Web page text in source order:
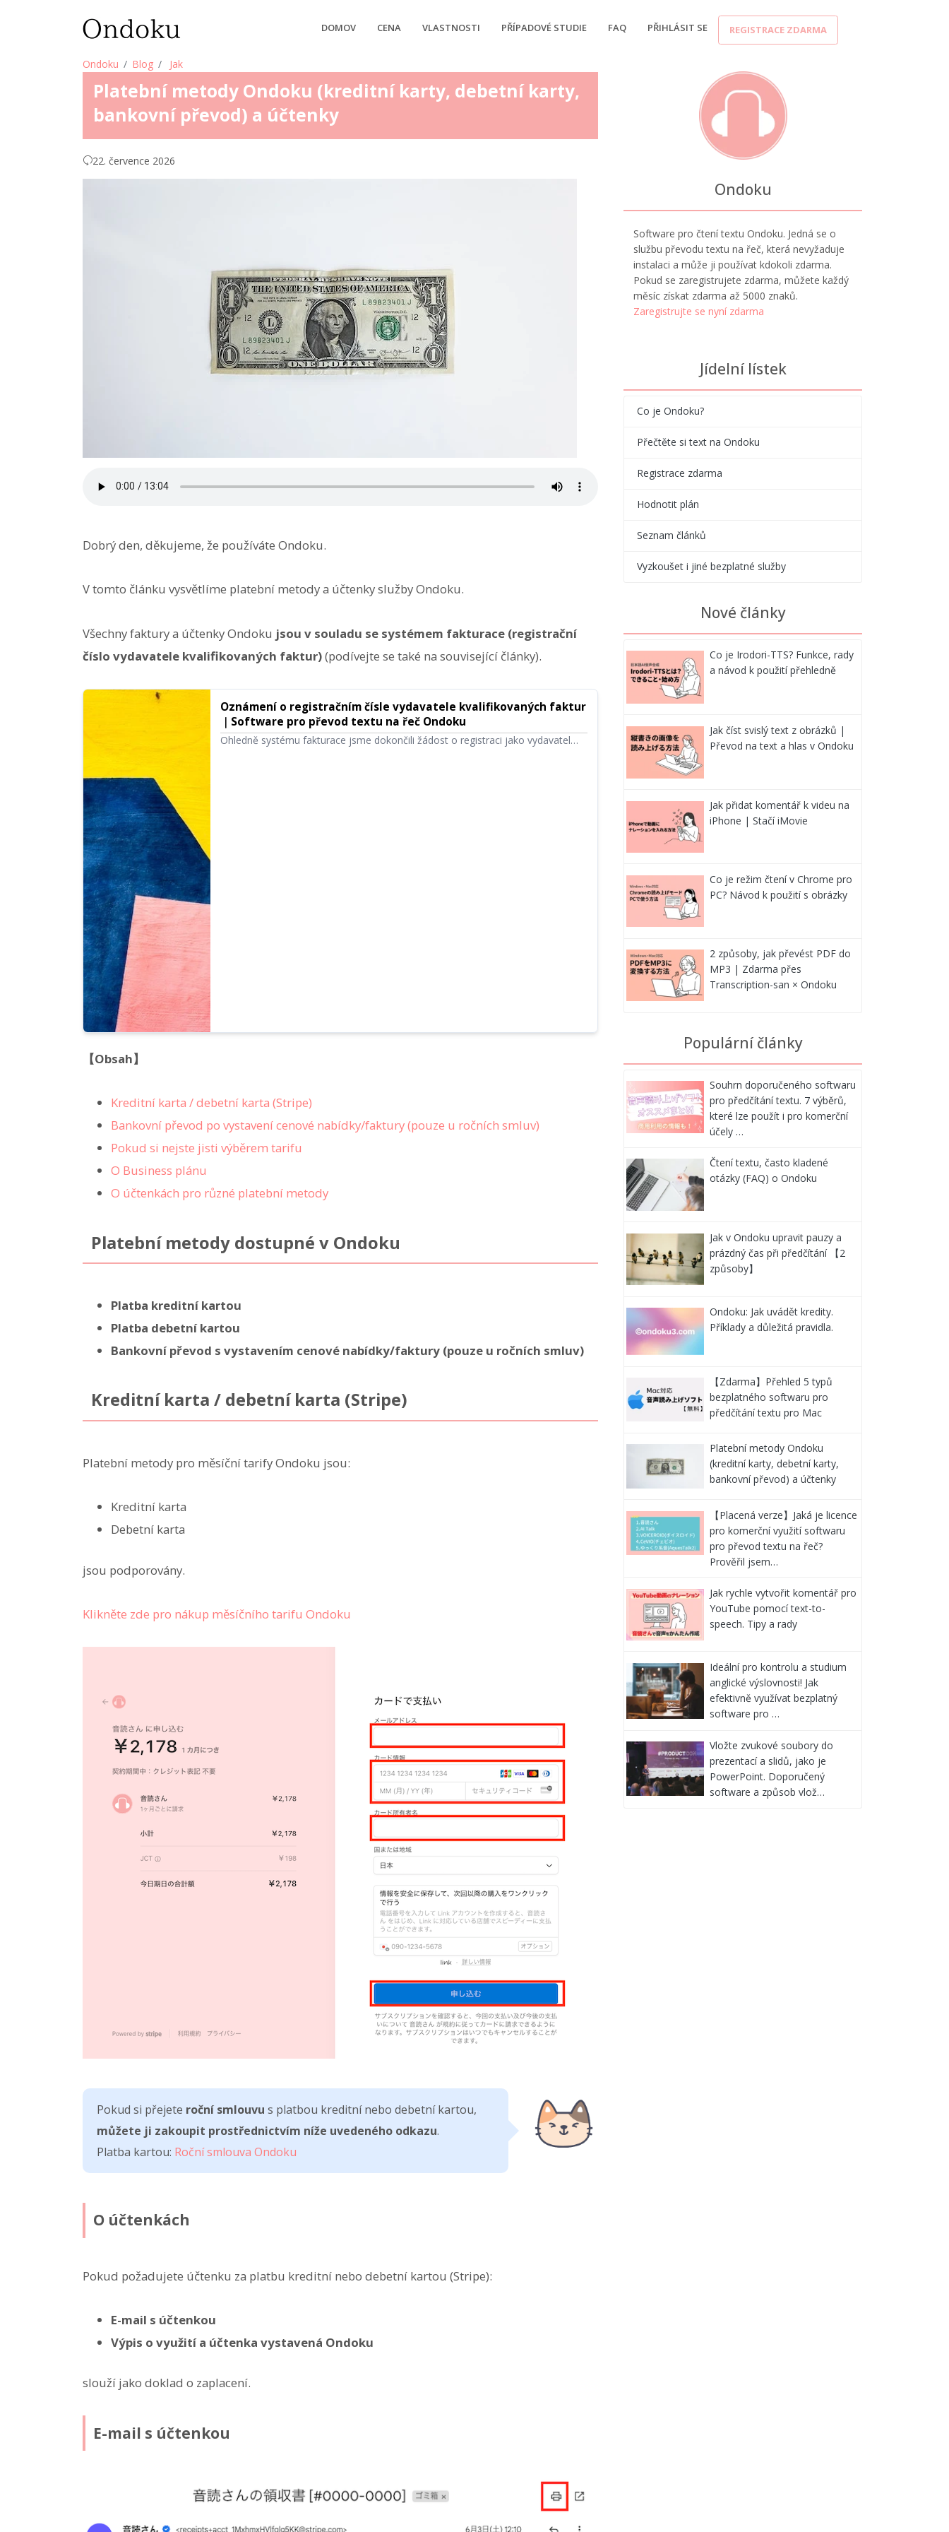
DOMOV CENA VLASTNOSTI PŘÍPADOVÉ STUDIE FAQ PŘIHLÁSIT SE REGISTRACE ZDARMA
Ondoku Blog Jak
Platební metody Ondoku (kreditní karty, debetní karty,
bankovní převod) a účtenky
22. července 2026
Dobrý den, děkujeme, že používáte Ondoku.
V tomto článku vysvětlíme platební metody a účtenky služby Ondoku.
Všechny faktury a účtenky Ondoku jsou v souladu se systémem fakturace (registrační
číslo vydavatele kvalifikovaných faktur)(podívejte se také na související články).
Oznámení o registračním čísle vydavatele kvalifikovaných faktur
｜Software pro převod textu na řeč Ondoku
Ohledně systému fakturace jsme dokončili žádost o registraci jako vydavatel
【Obsah】
Kreditní karta / debetní karta (Stripe)
Bankovní převod po vystavení cenové nabídky/faktury (pouze u ročních smluv)
Pokud si nejste jisti výběrem tarifu
O Business plánu
O účtenkách pro různé platební metody
Platební metody dostupné v Ondoku
Platba kreditní kartou
Platba debetní kartou
Bankovní převod s vystavením cenové nabídky/faktury (pouze u ročních smluv)
Kreditní karta / debetní karta (Stripe)
Platební metody pro měsíční tarify Ondoku jsou:
Kreditní karta
Debetní karta
jsou podporovány.
Klikněte zde pro nákup měsíčního tarifu Ondoku
Pokud si přejete roční smlouvu s platbou kreditní nebo debetní kartou,
můžete ji zakoupit prostřednictvím níže uvedeného odkazu.
Platba kartou: Roční smlouva Ondoku
O účtenkách
Pokud požadujete účtenku za platbu kreditní nebo debetní kartou (Stripe):
E-mail s účtenkou
Výpis o využití a účtenka vystavená Ondoku
slouží jako doklad o zaplacení.
E-mail s účtenkou
Ondoku
Software pro čtení textu Ondoku. Jedná se o
službu převodu textu na řeč, která nevyžaduje
instalaci a může ji používat kdokoli zdarma.
Pokud se zaregistrujete zdarma, můžete každý
měsíc získat zdarma až 5000 znaků.
Zaregistrujte se nyní zdarma
Jídelní lístek
Co je Ondoku?
Přečtěte si text na Ondoku
Registrace zdarma
Hodnotit plán
Seznam článků
Vyzkoušet i jiné bezplatné služby
Nové články
Co je Irodori-TTS? Funkce, rady
a návod k použití přehledně
Jak číst svislý text z obrázků |
Převod na text a hlas v Ondoku
Jak přidat komentář k videu na
iPhone | Stačí iMovie
Co je režim čtení v Chrome pro
PC? Návod k použití s obrázky
2 způsoby, jak převést PDF do
MP3 | Zdarma přes
Transcription-san × Ondoku
Populární články
Souhrn doporučeného softwaru
pro předčítání textu. 7 výběrů,
které lze použít i pro komerční
účely …
Čtení textu, často kladené
otázky (FAQ) o Ondoku
Jak v Ondoku upravit pauzy a
prázdný čas při předčítání 【2
způsoby】
Ondoku: Jak uvádět kredity.
Příklady a důležitá pravidla.
【Zdarma】Přehled 5 typů
bezplatného softwaru pro
předčítání textu pro Mac
Platební metody Ondoku
(kreditní karty, debetní karty,
bankovní převod) a účtenky
【Placená verze】Jaká je licence
pro komerční využití softwaru
pro převod textu na řeč?
Prověřil jsem…
Jak rychle vytvořit komentář pro
YouTube pomocí text-to-
speech. Tipy a rady
Ideální pro kontrolu a studium
anglické výslovnosti! Jak
efektivně využívat bezplatný
software pro …
Vložte zvukové soubory do
prezentací a slidů, jako je
PowerPoint. Doporučený
software a způsob vlož…